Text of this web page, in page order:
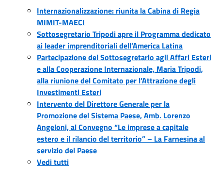
Internazionalizzazione: riunita la Cabina di Regia
MIMIT-MAECI
Sottosegretario Tripodi apre il Programma dedicato
ai leader imprenditoriali dell’America Latina
Partecipazione del Sottosegretario agli Affari Esteri
e alla Cooperazione Internazionale, Maria Tripodi,
alla riunione del Comitato per l’Attrazione degli
Investimenti Esteri
Intervento del Direttore Generale per la
Promozione del Sistema Paese, Amb. Lorenzo
Angeloni, al Convegno “Le imprese a capitale
estero e il rilancio del territorio” – La Farnesina al
servizio del Paese
Vedi tutti